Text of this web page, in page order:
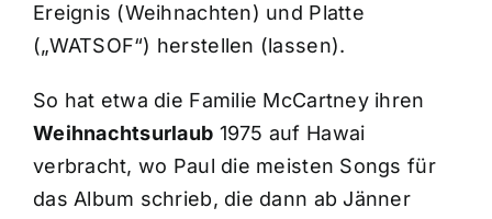
Ereignis (Weihnachten) und Platte
(„WATSOF“) herstellen (lassen).
So hat etwa die Familie McCartney ihren
Weihnachtsurlaub 1975 auf Hawai
verbracht, wo Paul die meisten Songs für
das Album schrieb, die dann ab Jänner